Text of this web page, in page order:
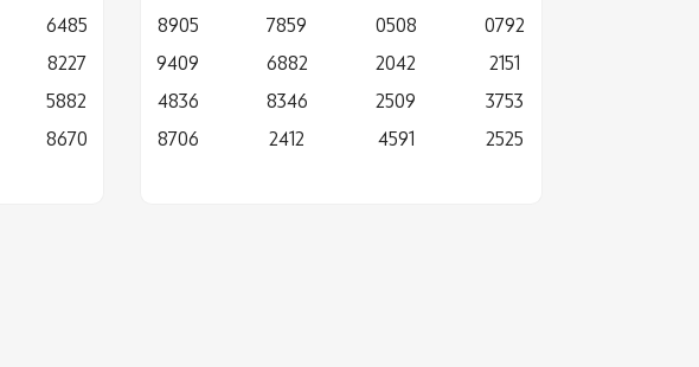
6485
8227
5882
8670
8905
9409
4836
8706
7859
6882
8346
2412
0508
2042
2509
4591
0792
2151
3753
2525